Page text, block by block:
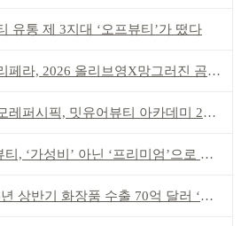
유통 제 3지대 ‘오프뷰티’가 떴다
페라, 2026 올리브영X망그러진 곰 콜라보
레퍼시픽, 밋유어뷰티 아카데미 2기 발대식
, ‘가성비’ 아닌 ‘프리미엄’으로 승부걸어야
상반기 화장품 수출 70억 달러 ‘역대 최고’